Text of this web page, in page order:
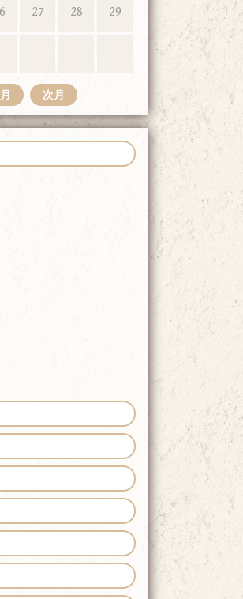
27 28 29
次月